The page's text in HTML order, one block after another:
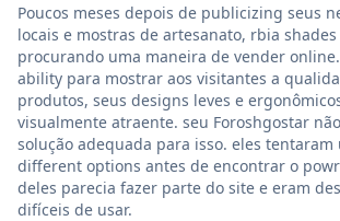
Poucos meses depois de publicizing seus
locais e mostras de artesanato, rbia shades
procurando uma maneira de vender
ability para mostrar aos visitantes a
produtos, seus designs leves e
visualmente atraente. seu Foroshgostar
solução adequada para isso. eles tentaram
different options antes de encontrar o
deles parecia fazer parte do site e eram
difíceis de usar.